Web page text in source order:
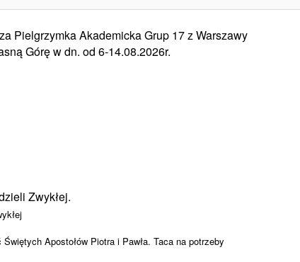
w
po Mszach o
i 11.00.
Jasną Górę. Nasza grupa Żółto
Biało Żółta wyruszy z Warszawy
6.08.26r. z Kościoła
Pielgrzymka Akademicka Grup 17 z Warszawy
Górę w dn. od 6-14.08.2026r.
Zwykłej.
Apostołów Piotra i Pawła. Taca na potrzeby